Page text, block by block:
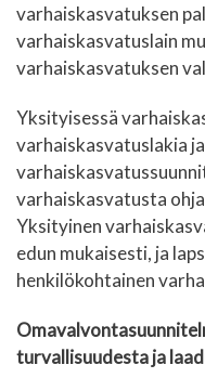
varhaiskasvatuksen
varhaiskasvatuslain
varhaiskasvatuksen
Yksityisessä
varhaiskasvatuslakia
varhaiskasvatusta
Yksityinen
edun mukaisesti, ja
henkilökohtainen
turvallisuudesta ja